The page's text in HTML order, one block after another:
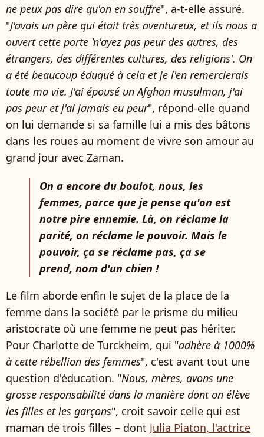
ne peux pas dire qu'on en souffre", a-t-elle assuré.
"J'avais un père qui était très aventureux, et ils nous a
ouvert cette porte 'n'ayez pas peur des autres, des
étrangers, des différentes cultures, des religions'. On
a été beaucoup éduqué à cela et je l'en remercierais
toute ma vie. J'ai épousé un Afghan musulman, j'ai
pas peur et j'ai jamais eu peur", répond-elle quand
on lui demande si sa famille lui a mis des bâtons
dans les roues au moment de vivre son amour au
grand jour avec Zaman.
On a encore du boulot, nous, les
femmes, parce que je pense qu'on est
notre pire ennemie. Là, on réclame la
parité, on réclame le pouvoir. Mais le
pouvoir, ça se réclame pas, ça se
prend, nom d'un chien !
Le film aborde enfin le sujet de la place de la
femme dans la société par le prisme du milieu
aristocrate où une femme ne peut pas hériter.
Pour Charlotte de Turckheim, qui "adhère à 1000%
à cette rébellion des femmes", c'est avant tout une
question d'éducation. "Nous, mères, avons une
grosse responsabilité dans la manière dont on élève
les filles et les garçons", croit savoir celle qui est
maman de trois filles – dont Julia Piaton, l'actrice